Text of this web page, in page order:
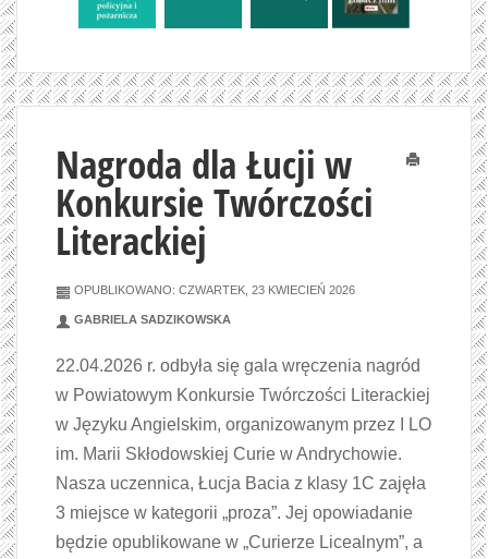
Nagroda dla Łucji w
Konkursie Twórczości
Literackiej
OPUBLIKOWANO: CZWARTEK, 23 KWIECIEŃ 2026
GABRIELA SADZIKOWSKA
22.04.2026 r. odbyła się gala wręczenia nagród
w Powiatowym Konkursie Twórczości Literackiej
w Języku Angielskim, organizowanym przez I LO
im. Marii Skłodowskiej Curie w Andrychowie.
Nasza uczennica, Łucja Bacia z klasy 1C zajęła
3 miejsce w kategorii „proza”. Jej opowiadanie
będzie opublikowane w „Curierze Licealnym”, a